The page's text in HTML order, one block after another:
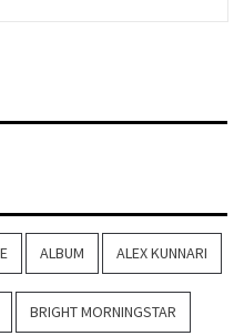
ALBUM ALEX KUNNARI
BRIGHT MORNINGSTAR